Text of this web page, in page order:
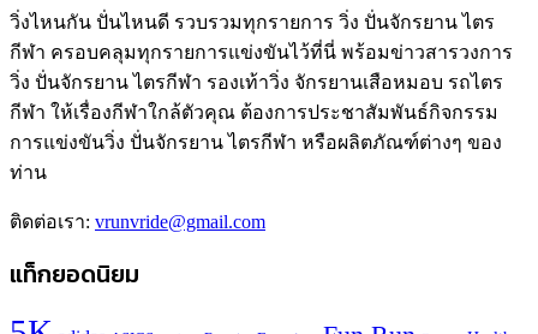
วิ่งไหนกัน ปั่นไหนดี รวบรวมทุกรายการ วิ่ง ปั่นจักรยาน ไตร
กีฬา ครอบคลุมทุกรายการแข่งขันไว้ที่นี่ พร้อมข่าวสารวงการ
วิ่ง ปั่นจักรยาน ไตรกีฬา รองเท้าวิ่ง จักรยานเสือหมอบ รถไตร
กีฬา ให้เรื่องกีฬาใกล้ตัวคุณ ต้องการประชาสัมพันธ์กิจกรรม
การแข่งขันวิ่ง ปั่นจักรยาน ไตรกีฬา หรือผลิตภัณฑ์ต่างๆ ของ
ท่าน
ติดต่อเรา: vrunvride@gmail.com
แท็กยอดนิยม